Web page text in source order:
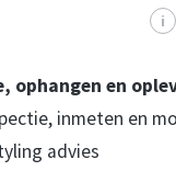
i
ophangen en
inmeten en
advies